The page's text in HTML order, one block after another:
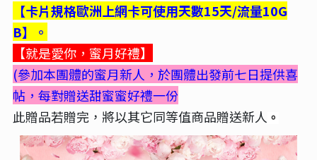
【卡片規格歐洲上網卡可使用天數15天/流量10G
B】。
【就是愛你，蜜月好禮】
(參加本團體的蜜月新人，於團體出發前七日提供喜
帖，每對贈送甜蜜蜜好禮一份
此贈品若贈完， 將以其它同等值商品贈送新人 。